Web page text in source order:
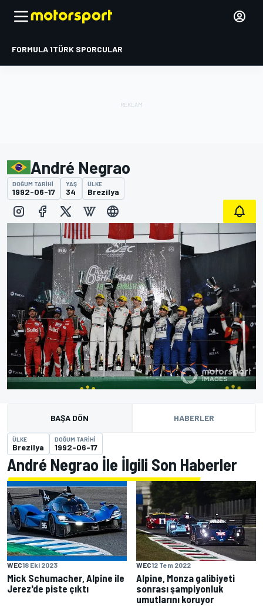
FORMULA 1TÜRK SPORCULAR
André Negrao
DOĞUM TARIHI
1992-06-17
YAŞ
34
ÜLKE
Brezilya
BAŞA DÖN HABERLER
ÜLKE
Brezilya
DOĞUM TARIHI
1992-06-17
André Negrao İle İlgili Son Haberler
WEC18 Eki 2023
Mick Schumacher, Alpine ile
Jerez'de piste çıktı
WEC12 Tem 2022
Alpine, Monza galibiyeti
sonrası şampiyonluk
umutlarını koruyor